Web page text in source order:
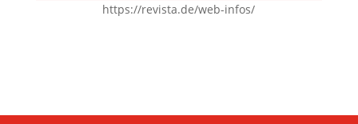
https://revista.de/web-infos/